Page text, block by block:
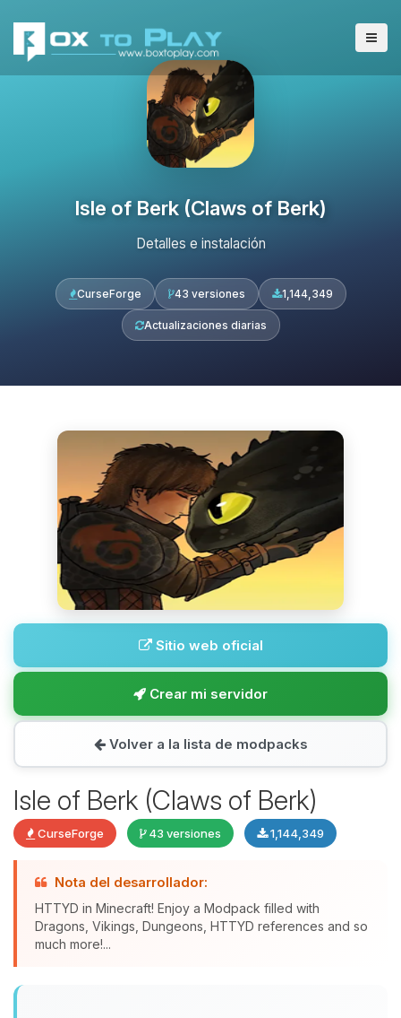
Isle of Berk (Claws of Berk)
Detalles e instalación
CurseForge 43 versiones 1,144,349
Actualizaciones diarias
Sitio web oficial
Crear mi servidor
Volver a la lista de modpacks
Isle of Berk (Claws of Berk)
CurseForge 43 versiones 1,144,349
Nota del desarrollador:
HTTYD in Minecraft! Enjoy a Modpack filled with
Dragons, Vikings, Dungeons, HTTYD references and so
much more!...